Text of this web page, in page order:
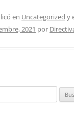
en Uncategorized y
2021 por